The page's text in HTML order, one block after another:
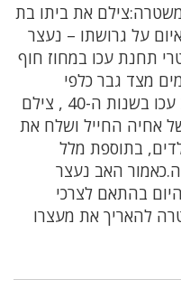
את ביתו בת
על גרושתו – נעצר
תחנת עכו במחוז חוף
מצד גבר כלפי
גרושתו.עפ"י החשד, האב תושב עכו בשנות ה-40 , צילם
בנשק של אחיה החייל ושלח את
בתוספת מלל
האב נעצר
בהתאם לצרכי
להאריך את מעצרו